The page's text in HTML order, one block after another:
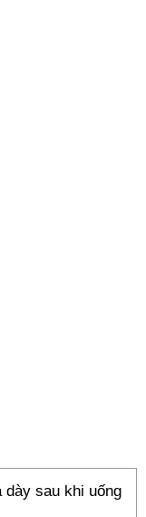
dày sau khi uống